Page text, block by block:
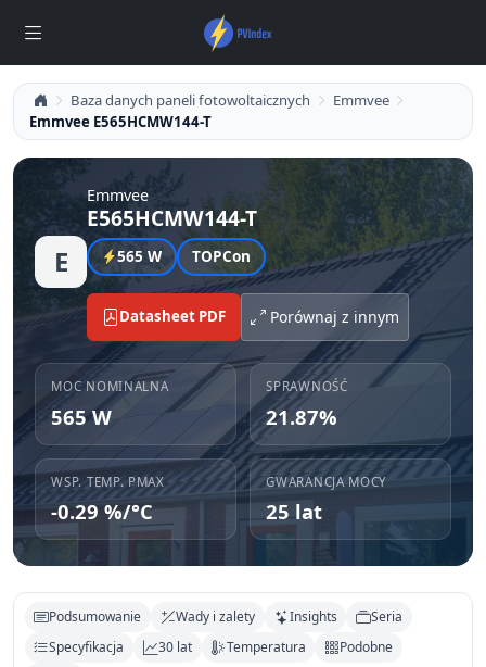
Baza danych paneli fotowoltaicznych
Emmvee
Emmvee E565HCMW144-T
E
Emmvee
E565HCMW144-T
565 W TOPCon
Datasheet PDF Porównaj z innym
MOC NOMINALNA
565 W
SPRAWNOŚĆ
21.87%
WSP. TEMP. PMAX
-0.29 %/°C
GWARANCJA MOCY
25 lat
Podsumowanie Wady i zalety Insights
Seria
Specyfikacja
30 lat Temperatura
Podobne